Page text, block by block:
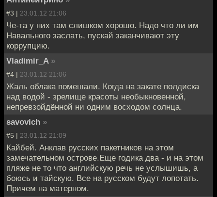
#3 | 23.01.12 21:06
Че-та у них там слишком хорошо. Надо что ли им
Навального заслать, пускай заканчивают эту
коррупцию.
Vladimir_A »
#4 | 23.01.12 21:06
Жаль облака помешали. Когда на закате полдиска
над водой - зрелище красоты необыкновенной,
непревзойдённой ни одним восходом солнца.
savovich »
#5 | 23.01.12 21:09
Кайбей. Анклав русских пакетников на этом
замечательном острове.Еще годика два - и на этом
пляже не то что английскую речь не услышишь, а
боюсь и тайскую. Все на русском будут лопотать.
Причем на матерном.